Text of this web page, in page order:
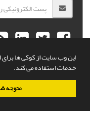
این وب سایت از کوکی ها برای
خدمات استفاده می کند.
متوجه
© سامانه مدیریت نشریات